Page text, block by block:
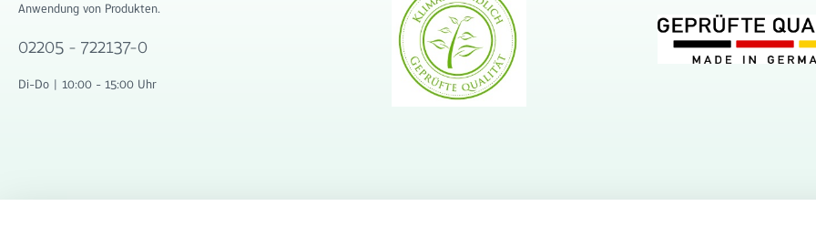
Anwendung von Produkten.
02205 - 722137-0
Di-Do | 10:00 - 15:00 Uhr